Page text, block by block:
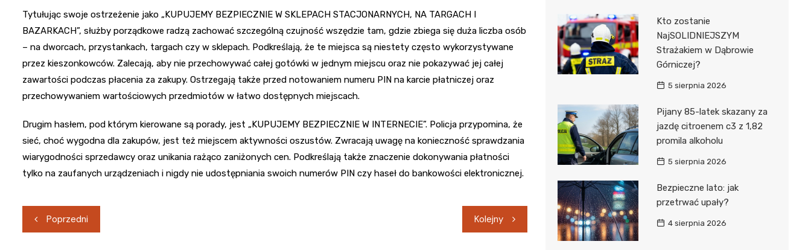
Tytułując swoje ostrzeżenie jako „KUPUJEMY BEZPIECZNIE W SKLEPACH STACJONARNYCH, NA TARGACH I
BAZARKACH”, służby porządkowe radzą zachować szczególną czujność wszędzie tam, gdzie zbiega się duża liczba osób
– na dworcach, przystankach, targach czy w sklepach. Podkreślają, że te miejsca są niestety często wykorzystywane
przez kieszonkowców. Zalecają, aby nie przechowywać całej gotówki w jednym miejscu oraz nie pokazywać jej całej
zawartości podczas płacenia za zakupy. Ostrzegają także przed notowaniem numeru PIN na karcie płatniczej oraz
przechowywaniem wartościowych przedmiotów w łatwo dostępnych miejscach.
Drugim hasłem, pod którym kierowane są porady, jest „KUPUJEMY BEZPIECZNIE W INTERNECIE”. Policja przypomina, że
sieć, choć wygodna dla zakupów, jest też miejscem aktywności oszustów. Zwracają uwagę na konieczność sprawdzania
wiarygodności sprzedawcy oraz unikania rażąco zaniżonych cen. Podkreślają także znaczenie dokonywania płatności
tylko na zaufanych urządzeniach i nigdy nie udostępniania swoich numerów PIN czy haseł do bankowości elektronicznej.
Nawigacja
wpisu
Poprzedni Kolejny
Kto zostanie
NajSOLIDNIEJSZYM
Strażakiem w Dąbrowie
Górniczej?
5 sierpnia 2026
Pijany 85-latek skazany za
jazdę citroenem c3 z 1,82
promila alkoholu
5 sierpnia 2026
Bezpieczne lato: jak
przetrwać upały?
4 sierpnia 2026